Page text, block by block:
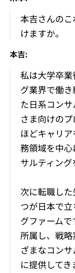
本吉さんの
けますか。
本吉:
私は大学卒
グ業界で働
た日系コン
さま向けの
ほどキャリ
務領域を中
サルティング
次に転職し
つが日本で
グファーム
所属し、戦
ざまなコン
に提供してき